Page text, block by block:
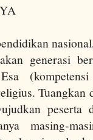
generasi
peserta
masing-